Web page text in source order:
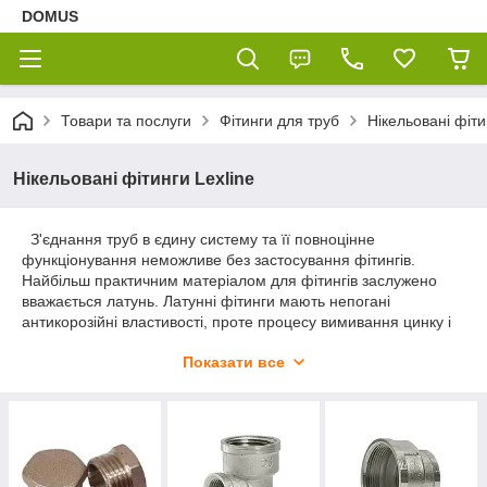
DOMUS
Товари та послуги Фітинги для труб Нікельовані
Нікельовані фітинги Lexline
З'єднання труб в єдину систему та її повноцінне
функціонування неможливе без застосування фітингів.
Найбільш практичним матеріалом для фітингів заслужено
вважається латунь. Латунні фітинги мають непогані
антикорозійні властивості, проте процесу вимивання цинку і
Захищають сплав шаромнікелю.Його наносять
стійкість до корозії, мають естетичний зовнішній вигляд та
цілком можуть скласти конкуренцію дорогим виробам з
нержавіючої сталі. Нікельовані деталі трубопроводів
Показати все